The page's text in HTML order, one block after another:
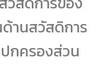
านสวัสดิการ
กครองส่วน